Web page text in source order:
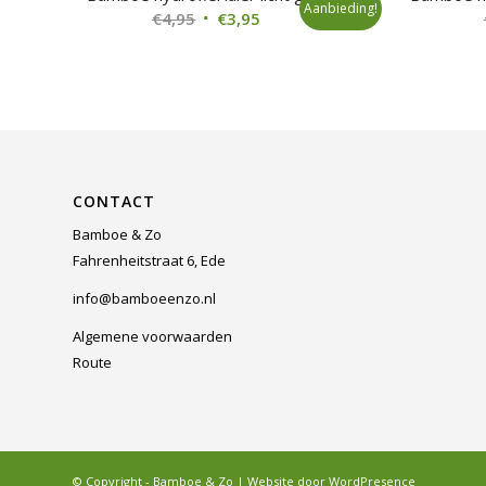
€4,95 Oorspronkelijke
€3,95 HuidigeAanbieding!
CONTACT
Bamboe & Zo
Fahrenheitstraat 6, Ede
info@bamboeenzo.nl
Algemene voorwaarden
Route
© Copyright - Bamboe & Zo | Website door WordPresence